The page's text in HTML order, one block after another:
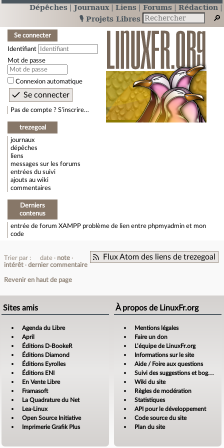
Dépêches Journaux Liens Forums
Rédaction
🎙️ Projets Libres
Se connecter
Identifiant
Mot de passe
Connexion automatique
Pas de compte ? S’inscrire…
trezegoal
journaux
dépêches
liens
messages sur les forums
entrées du suivi
ajouts au wiki
commentaires
Derniers
contenus
entrée de forum XAMPP problème de lien entre phpmyadmin et mon
code
Flux Atom des liens de trezegoal
Trier par : date
note
intérêt
dernier commentaire
Revenir en haut de page
Sites amis
Agenda du Libre
April
Éditions D-BookeR
Éditions Diamond
Éditions Eyrolles
Éditions ENI
En Vente Libre
Framasoft
La Quadrature du Net
Lea-Linux
Open Source Initiative
Imprimerie Grafik Plus
À propos de LinuxFr.org
Mentions légales
Faire un don
L’équipe de LinuxFr.org
Informations sur le site
Aide / Foire aux questions
Suivi des suggestions et bogues
Wiki du site
Règles de modération
Statistiques
API pour le développement
Code source du site
Plan du site